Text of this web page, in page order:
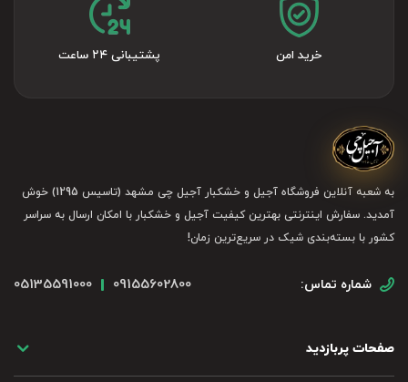
خرید امن پشتیبانی ۲۴ ساعت
به شعبه آنلاین فروشگاه آجیل و خشکبار آجیل چی مشهد (تاسیس 1295) خوش
آمدید. سفارش اینترنتی بهترین کیفیت آجیل و خشکبار با امکان ارسال به سراسر
کشور با بسته‌بندی شیک در سریع‌ترین زمان!
شماره تماس: 09155602800
05135591000
صفحات پربازدید